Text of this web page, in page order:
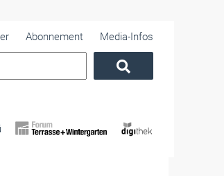
Abonnement Media-Infos